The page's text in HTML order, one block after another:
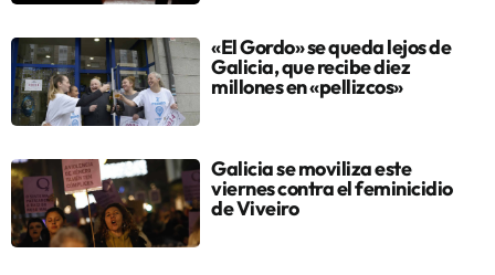
«El Gordo» se queda lejos de
Galicia, que recibe diez
millones en «pellizcos»
Galicia se moviliza este
viernes contra el feminicidio
de Viveiro